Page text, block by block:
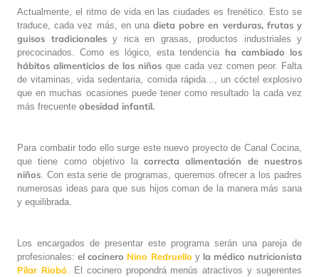
Actualmente, el ritmo de vida en las ciudades es frenético. Esto se
traduce, cada vez más, en unadieta pobre en verduras, frutas y
guisos tradicionalesy rica en grasas, productos industriales y
precocinados. Como es lógico, esta tendencia ha cambiado los
hábitos alimenticios de los niños que cada vez comen peor. Falta
de vitaminas, vida sedentaria, comida rápida..., un cóctel explosivo
que en muchas ocasiones puede tener como resultado la cada vez
más frecuente obesidad infantil.
Para combatir todo ello surge este nuevo proyecto de Canal Cocina,
que tiene como objetivo la correcta alimentación de nuestros
niños . Con esta serie de programas, queremos ofrecer a los padres
numerosas ideas para que sus hijos coman de la manera más sana
y equilibrada.
Los encargados de presentar este programa serán una pareja de
profesionales:el cocinero Nino Redruello y la médico nutricionista
Pilar Riobó
El cocinero propondrá menús atractivos y sugerentes